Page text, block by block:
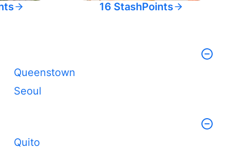
16 StashPoints
Queenstown
Seoul
Quito